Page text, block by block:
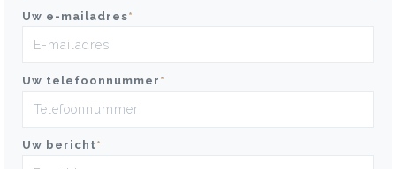
Uw e-mailadres*
Uw telefoonnummer *
Uw bericht*